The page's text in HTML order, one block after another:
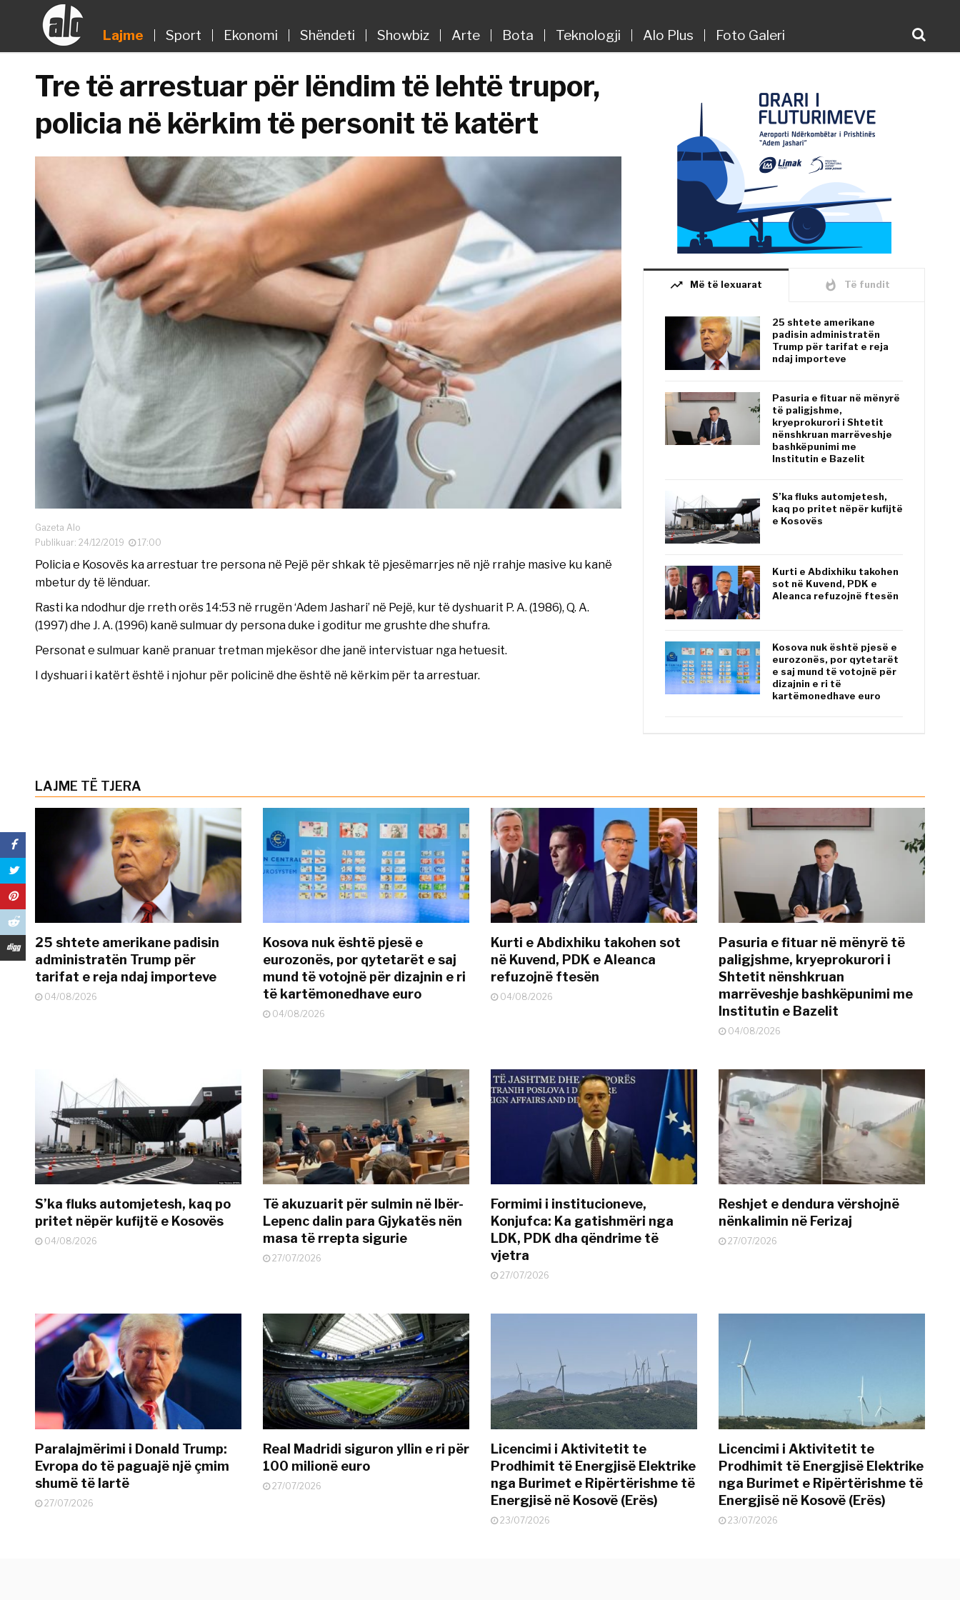
Lajme Sport Ekonomi Shëndeti Showbiz Arte Bota Teknologji Alo Plus Foto Galeri
Tre të arrestuar për lëndim të lehtë trupor,
policia në kërkim të personit të katërt
Gazeta Alo
Publikuar: 24/12/2019
17:00
Policia e Kosovës ka arrestuar tre persona në Pejë për shkak të pjesëmarrjes në një rrahje masive ku kanë
mbetur dy të lënduar.
Rasti ka ndodhur dje rreth orës 14:53 në rrugën ‘Adem Jashari’ në Pejë, kur të dyshuarit P. A. (1986), Q. A.
(1997) dhe J. A. (1996) kanë sulmuar dy persona duke i goditur me grushte dhe shufra.
Personat e sulmuar kanë pranuar tretman mjekësor dhe janë intervistuar nga hetuesit.
I dyshuari i katërt është i njohur për policinë dhe është në kërkim për ta arrestuar.
trending_up Më të lexuarat whatshot Të fundit
25 shtete amerikane
padisin administratën
Trump për tarifat e reja
ndaj importeve
Pasuria e fituar në mënyrë
të paligjshme,
kryeprokurori i Shtetit
nënshkruan marrëveshje
bashkëpunimi me
Institutin e Bazelit
S’ka fluks automjetesh,
kaq po pritet nëpër kufijtë
e Kosovës
Kurti e Abdixhiku takohen
sot në Kuvend, PDK e
Aleanca refuzojnë ftesën
Kosova nuk është pjesë e
eurozonës, por qytetarët
e saj mund të votojnë për
dizajnin e ri të
kartëmonedhave euro
LAJME TË TJERA
25 shtete amerikane padisin
administratën Trump për
tarifat e reja ndaj importeve
04/08/2026
Kosova nuk është pjesë e
eurozonës, por qytetarët e saj
mund të votojnë për dizajnin e ri
të kartëmonedhave euro
04/08/2026
Kurti e Abdixhiku takohen sot
në Kuvend, PDK e Aleanca
refuzojnë ftesën
04/08/2026
Pasuria e fituar në mënyrë të
paligjshme, kryeprokurori i
Shtetit nënshkruan
marrëveshje bashkëpunimi me
Institutin e Bazelit
04/08/2026
S’ka fluks automjetesh, kaq po
pritet nëpër kufijtë e Kosovës
04/08/2026
Të akuzuarit për sulmin në Ibër-
Lepenc dalin para Gjykatës nën
masa të rrepta sigurie
27/07/2026
Formimi i institucioneve,
Konjufca: Ka gatishmëri nga
LDK, PDK dha qëndrime të
vjetra
27/07/2026
Reshjet e dendura vërshojnë
nënkalimin në Ferizaj
27/07/2026
Paralajmërimi i Donald Trump:
Evropa do të paguajë një çmim
shumë të lartë
27/07/2026
Real Madridi siguron yllin e ri për
100 milionë euro
27/07/2026
Licencimi i Aktivitetit te
Prodhimit të Energjisë Elektrike
nga Burimet e Ripërtërishme të
Energjisë në Kosovë (Erës)
23/07/2026
Licencimi i Aktivitetit te
Prodhimit të Energjisë Elektrike
nga Burimet e Ripërtërishme të
Energjisë në Kosovë (Erës)
23/07/2026